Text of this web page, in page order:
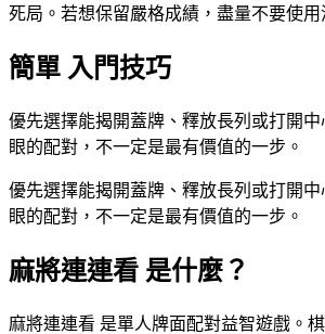
死局。若想保留嚴格成績，盡量不要使用
簡單 入門技巧
優先選擇能揭開蓋牌、釋放長列或打開
眼的配對，不一定是最有價值的一步。
優先選擇能揭開蓋牌、釋放長列或打開
眼的配對，不一定是最有價值的一步。
麻將連連看 是什麼？
麻將連連看 是單人牌面配對益智遊戲。